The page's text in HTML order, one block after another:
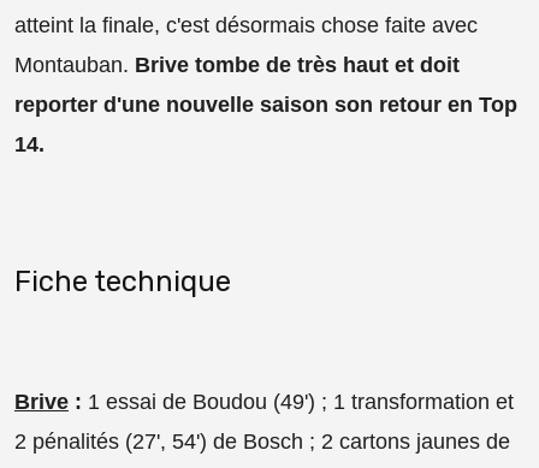
atteint la finale, c'est désormais chose faite avec
Montauban. Brive tombe de très haut et doit
reporter d'une nouvelle saison son retour en Top
14.
Fiche technique
Brive : 1 essai de Boudou (49') ; 1 transformation et
2 pénalités (27', 54') de Bosch ; 2 cartons jaunes de